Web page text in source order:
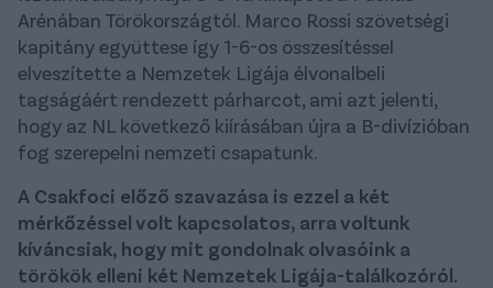
Arénában Törökországtól. Marco Rossi szövetségi
kapitány együttese így 1-6-os összesítéssel
elveszítette a Nemzetek Ligája élvonalbeli
tagságáért rendezett párharcot, ami azt jelenti,
hogy az NL következő kiírásában újra a B-divízióban
fog szerepelni nemzeti csapatunk.
A Csakfoci előző szavazása is ezzel a két
mérkőzéssel volt kapcsolatos, arra voltunk
kíváncsiak, hogy mit gondolnak olvasóink a
törökök elleni két Nemzetek Ligája-találkozóról.